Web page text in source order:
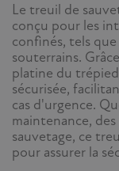
Le treuil de
conçu pour les
confinés, tels que
souterrains.
platine du
sécurisée,
cas d'urgence.
maintenance,
sauvetage, ce
pour assurer la